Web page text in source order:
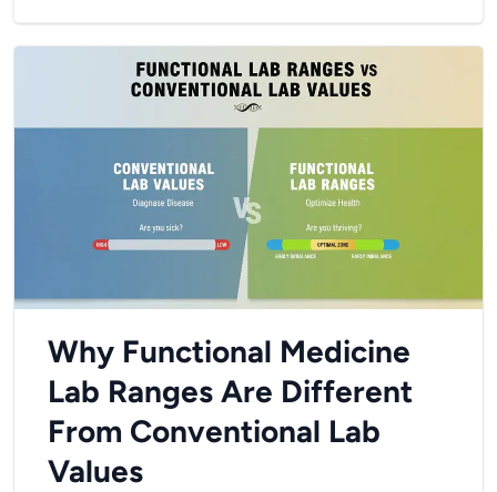
Why Functional Medicine
Lab Ranges Are Different
From Conventional Lab
Values